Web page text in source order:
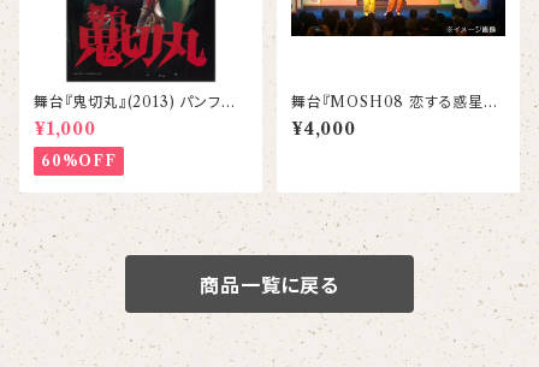
舞台『鬼切丸』(2013) パンフレッ
ト
¥1,000
60%OFF
舞台『MOSH08 恋する惑星』D
VD
¥4,000
商品一覧に戻る